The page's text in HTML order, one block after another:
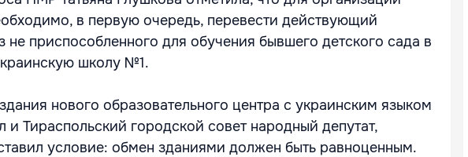
в первую очередь, перевести действующий
не приспособленного для обучения бывшего детского сада в
школу №1.
нового образовательного центра с украинским языком
Тираспольский городской совет народный депутат,
условие: обмен зданиями должен быть равноценным.